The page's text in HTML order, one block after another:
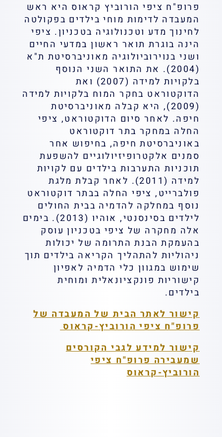
משרד: מעבדה לדימות מוחי
פרופ"ח ציפי הורוביץ קראוס היא ראש
המעבדה לדימות מוחי בילדים בפקולטה
לחינוך מדע וטכנולוגיה בטכניון. ציפי
הינה בוגרת תואר ראשון במדעי החיים
ושני בנוירוביולוגיה מאוניברסיטת ת"א
(2004). את התואר השני הנוסף
בלקויות למידה (2007) ואת
הדוקטוראט בחקר המוח בלקויות למידה
(2009), היא קבלה מאוניברסיטת
חיפה. לאחר סיום הדוקטוראט, ציפי
החלה במחקר בתר דוקטוראט
באוניברסיטת חיפה, בחיפוש אחר
סמנים אלקטרופיזיולוגיים להשפעת
תוכניות התערבות בילדים עם לקויות
למידה (2011). לאחר קבלת מלגת
פולברייט, ציפי החלה בבתר דוקטוראט
נוסף במחלקה להדמיה בבית החולים
לילדים בסינסנטי, אוהיו (2013). בימים
אלה מחקרה של ציפי בטכניון עוסק
בהעמקת הבנת התרומה של יכולות
ניהוליות להתהליך הקריאה בילדים תוך
שימוש במגוון כלי הדמיה לאפיון
קישוריות פונקציונאלית ומוחית
בילדים.
קישור לאתר הבית של המעבדה של
פרופ"ח ציפי הורוביץ-קראוס
קישור למידע לגבי הקורסים
שמעבירה פרופ"ח ציפי
הורוביץ-קראוס